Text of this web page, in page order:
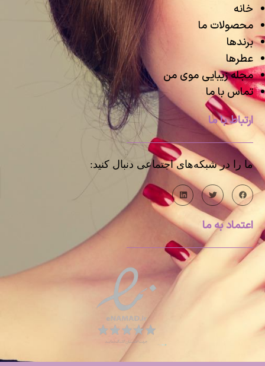
خانه
محصولات ما
برندها
عطرها
مجله زیبایی موی من
تماس با ما
ارتباط با ما
ما را در شبکه‌های اجتماعی دنبال کنید:
اعتماد به ما